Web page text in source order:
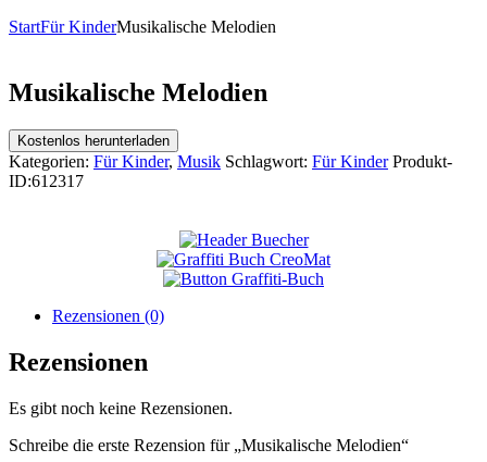
StartFür KinderMusikalische Melodien
Musikalische Melodien
Kostenlos herunterladen
Kategorien: Für Kinder, Musik Schlagwort: Für Kinder Produkt-
ID:612317
Rezensionen (0)
Rezensionen
Es gibt noch keine Rezensionen.
Schreibe die erste Rezension für „Musikalische Melodien“